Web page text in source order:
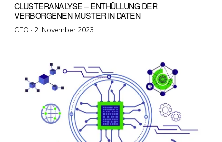
CLUSTERANALYSE – ENTHÜLLUNG DER
VERBORGENEN MUSTER IN DATEN
CEO · Veröffentlicht
2. November 2023